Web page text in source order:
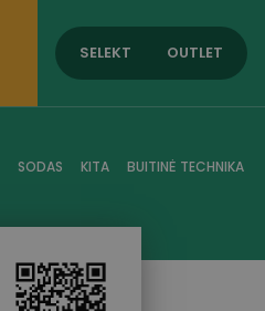
SELEKT OUTLET
SODAS KITA BUITINĖ TECHNIKA